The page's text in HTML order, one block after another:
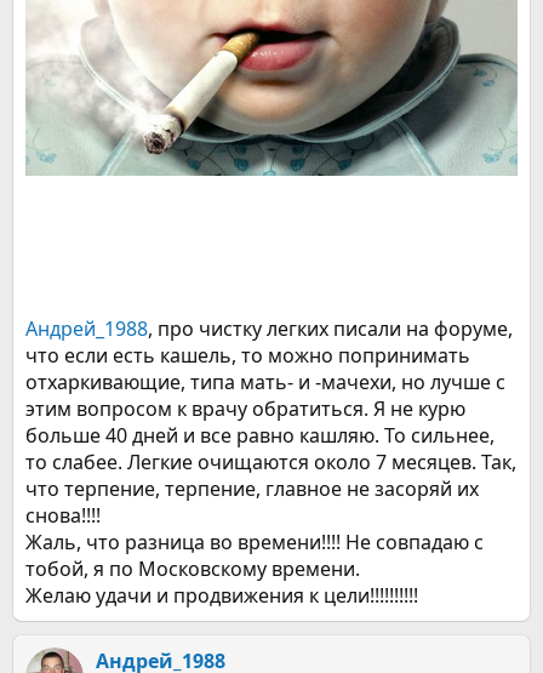
Андрей_1988, про чистку легких писали на форуме,
что если есть кашель, то можно попринимать
отхаркивающие, типа мать- и -мачехи, но лучше с
этим вопросом к врачу обратиться. Я не курю
больше 40 дней и все равно кашляю. То сильнее,
то слабее. Легкие очищаются около 7 месяцев. Так,
что терпение, терпение, главное не засоряй их
снова!!!!
Жаль, что разница во времени!!!! Не совпадаю с
тобой, я по Московскому времени.
Желаю удачи и продвижения к цели!!!!!!!!!!
Андрей_1988